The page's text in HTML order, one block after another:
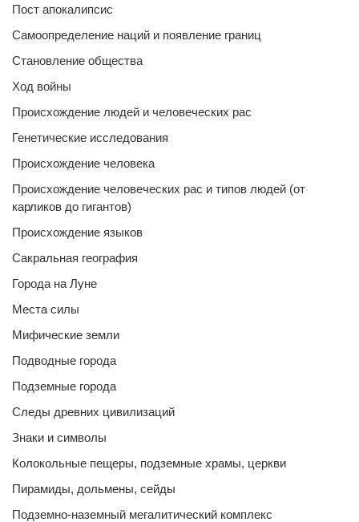
Пост апокалипсис
Самоопределение наций и появление границ
Становление общества
Ход войны
Происхождение людей и человеческих рас
Генетические исследования
Происхождение человека
Происхождение человеческих рас и типов людей (от
карликов до гигантов)
Происхождение языков
Сакральная география
Города на Луне
Места силы
Мифические земли
Подводные города
Подземные города
Следы древних цивилизаций
Знаки и символы
Колокольные пещеры, подземные храмы, церкви
Пирамиды, дольмены, сейды
Подземно-наземный мегалитический комплекс